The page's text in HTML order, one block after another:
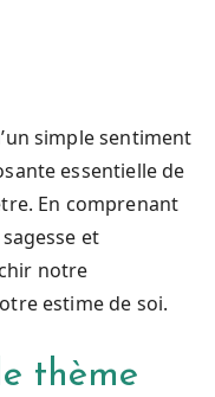
simple sentiment
essentielle de
En comprenant
et
notre
estime de soi.
thème